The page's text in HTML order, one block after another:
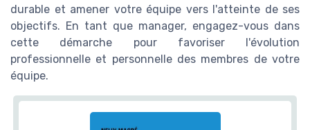
durable et amener votre équipe vers l'atteinte de ses
objectifs. En tant que manager, engagez-vous dans
cette démarche pour favoriser l'évolution
professionnelle et personnelle des membres de votre
équipe.